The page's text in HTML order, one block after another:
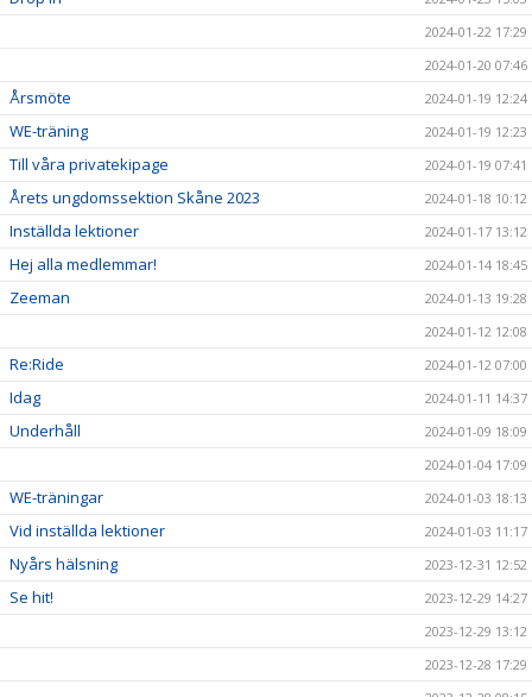
2024-01-22 17:29
2024-01-20 07:46
Årsmöte 2024-01-19 12:24
WE-träning 2024-01-19 12:23
Till våra privatekipage 2024-01-19 07:41
Årets ungdomssektion Skåne 2023 2024-01-18 10:12
Inställda lektioner 2024-01-17 13:12
Hej alla medlemmar! 2024-01-14 18:45
Zeeman
2024-01-13 19:28
2024-01-12 12:08
Re:Ride 2024-01-12 07:00
Idag 2024-01-11 14:37
Underhåll
2024-01-09 18:09
2024-01-04 17:09
WE-träningar 2024-01-03 18:13
Vid inställda lektioner 2024-01-03 11:17
Nyårs hälsning 2023-12-31 12:52
Se hit!
2023-12-29 14:27
2023-12-29 13:12
2023-12-28 17:29